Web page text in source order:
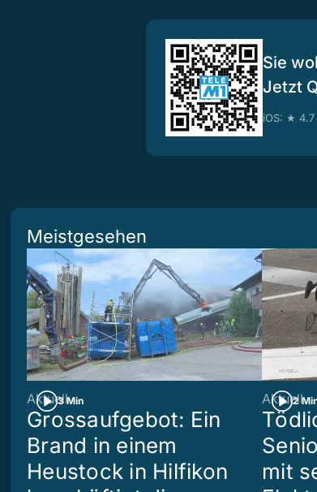
Sie
Jetzt
iOS: ★ 4.7
Meistgesehen
3 Min
Aktuell
Grossaufgebot: Ein
Brand in einem
Heustock in Hilfikon
2
Aktuell
mit